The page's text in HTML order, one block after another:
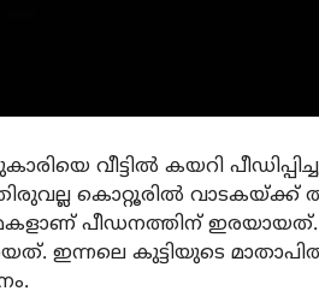
വീട്ടില്‍ കയറി
കൊറ്റൂരില്‍ വാടകയ്ക്ക്
പീഡനത്തിന് ഇരയായത്.
ഇന്നലെ കുട്ടിയുടെ